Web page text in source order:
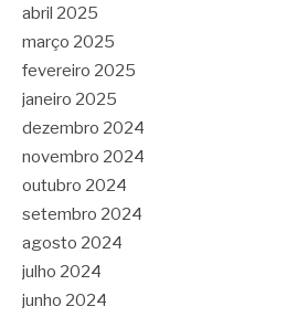
abril 2025
março 2025
fevereiro 2025
janeiro 2025
dezembro 2024
novembro 2024
outubro 2024
setembro 2024
agosto 2024
julho 2024
junho 2024